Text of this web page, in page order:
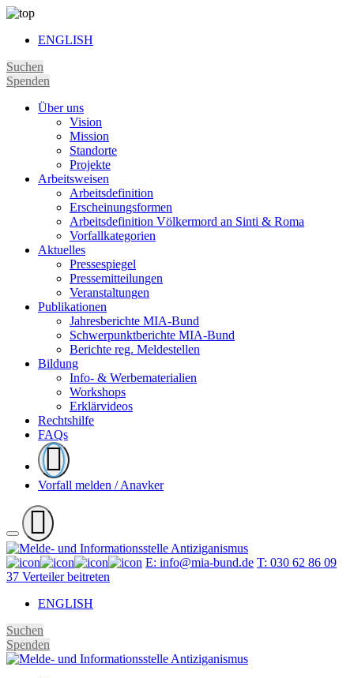
ENGLISH
Suchen
Spenden
Über uns
Vision
Mission
Standorte
Projekte
Arbeitsweisen
Arbeitsdefinition
Erscheinungsformen
Arbeitsdefinition Völkermord an Sinti & Roma
Vorfallkategorien
Aktuelles
Pressespiegel
Pressemitteilungen
Veranstaltungen
Publikationen
Jahresberichte MIA-Bund
Schwerpunktberichte MIA-Bund
Berichte reg. Meldestellen
Bildung
Info- & Werbematerialien
Workshops
Erklärvideos
Rechtshilfe
FAQs
Vorfall melden / Anavker
E: info@mia-bund.de T: 030 62 86 09
37 Verteiler beitreten
ENGLISH
Suchen
Spenden